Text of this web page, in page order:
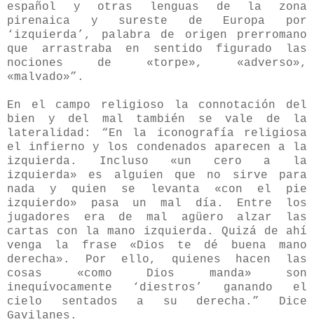
español y otras lenguas de la zona
pirenaica y sureste de Europa por
‘izquierda’, palabra de origen prerromano
que arrastraba en sentido figurado las
nociones de «torpe», «adverso»,
«malvado»”.
En el campo religioso la connotación del
bien y del mal también se vale de la
lateralidad: “En la iconografía religiosa
el infierno y los condenados aparecen a la
izquierda. Incluso «un cero a la
izquierda» es alguien que no sirve para
nada y quien se levanta «con el pie
izquierdo» pasa un mal día. Entre los
jugadores era de mal agüero alzar las
cartas con la mano izquierda. Quizá de ahí
venga la frase «Dios te dé buena mano
derecha». Por ello, quienes hacen las
cosas «como Dios manda» son
inequívocamente ‘diestros’ ganando el
cielo sentados a su derecha.” Dice
Gavilanes.